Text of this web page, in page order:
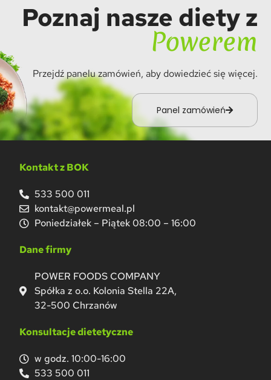
Poznaj nasze diety z
Powerem
Przejdź panelu zamówień, aby dowiedzieć się więcej.
Panel zamówień
Kontakt z BOK
533 500 011
kontakt@powermeal.pl
Poniedziałek – Piątek 08:00 – 16:00
Dane firmy
POWER FOODS COMPANY
Spółka z o.o. Kolonia Stella 22A,
32-500 Chrzanów
Konsultacje dietetyczne
w godz. 10:00-16:00
533 500 011